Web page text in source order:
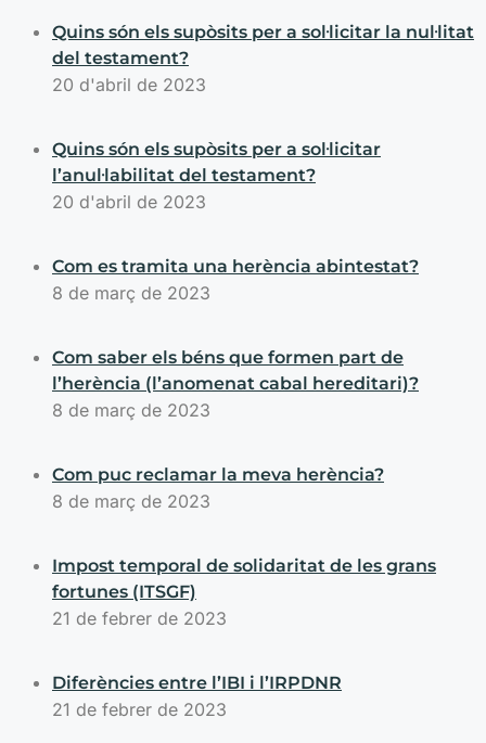
Quins són els supòsits per a sol·licitar la nul·litat
del testament?
20 d'abril de 2023
Quins són els supòsits per a sol·licitar
l’anul·labilitat del testament?
20 d'abril de 2023
Com es tramita una herència abintestat?
8 de març de 2023
Com saber els béns que formen part de
l’herència (l’anomenat cabal hereditari)?
8 de març de 2023
Com puc reclamar la meva herència?
8 de març de 2023
Impost temporal de solidaritat de les grans
fortunes (ITSGF)
21 de febrer de 2023
Diferències entre l’IBI i l’IRPDNR
21 de febrer de 2023